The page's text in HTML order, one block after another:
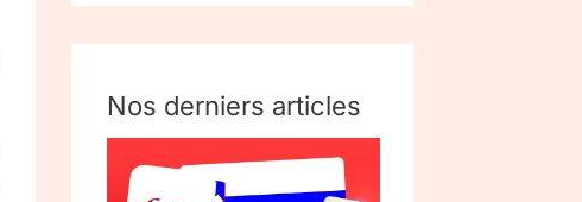
Nos derniers articles